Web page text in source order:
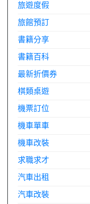
旅遊度假
旅館預訂
書籍分享
書籍百科
最新折價券
棋類桌遊
機票訂位
機車單車
機車改裝
求職求才
汽車出租
汽車改裝